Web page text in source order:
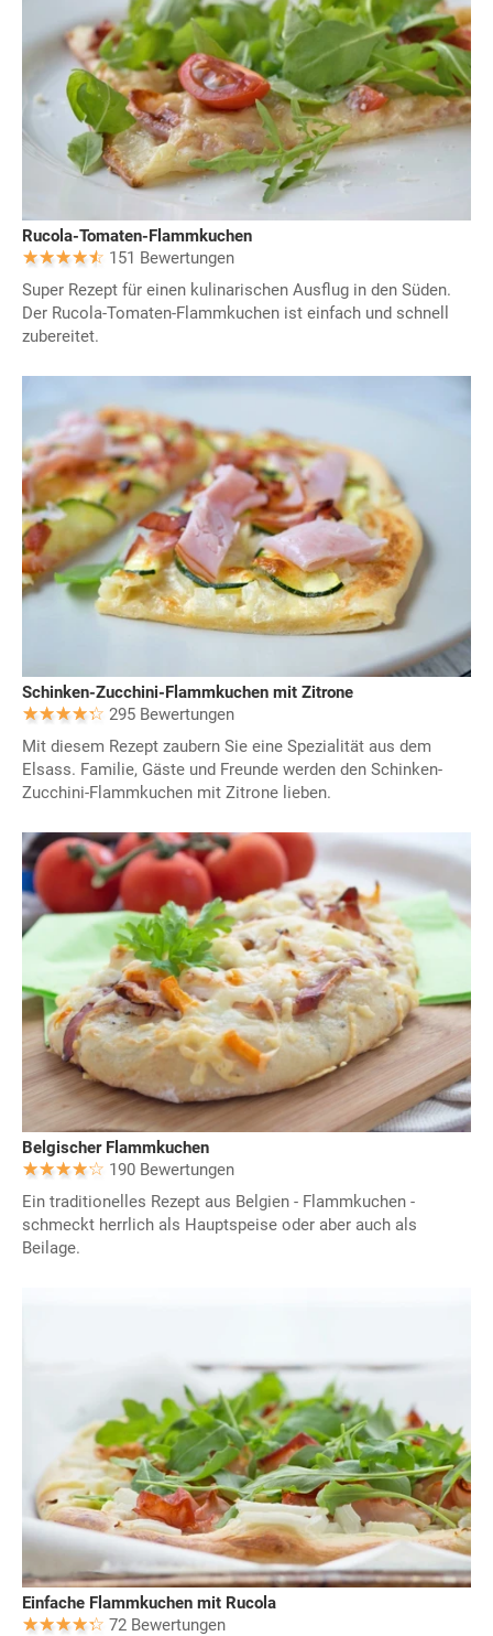
Rucola-Tomaten-Flammkuchen
151 Bewertungen
Super Rezept für einen kulinarischen Ausflug in den Süden.
Der Rucola-Tomaten-Flammkuchen ist einfach und schnell
zubereitet.
Schinken-Zucchini-Flammkuchen mit Zitrone
295 Bewertungen
Mit diesem Rezept zaubern Sie eine Spezialität aus dem
Elsass. Familie, Gäste und Freunde werden den Schinken-
Zucchini-Flammkuchen mit Zitrone lieben.
Belgischer Flammkuchen
190 Bewertungen
Ein traditionelles Rezept aus Belgien - Flammkuchen -
schmeckt herrlich als Hauptspeise oder aber auch als
Beilage.
Einfache Flammkuchen mit Rucola
72 Bewertungen